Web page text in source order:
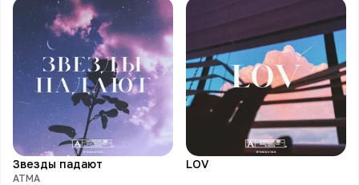
Звезды падают
АТМА
LOV